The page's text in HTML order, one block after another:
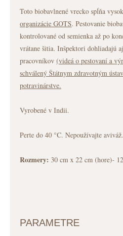
Toto biobavlnené vrecko spĺňa
organizácie GOTS. Pestovanie
kontrolované od semienka až po
vrátane šitia. Inšpektori dohliadajú
pracovníkov (videá o pestovaní a
schválený Štátnym zdravotným
potravinárstve.
Vyrobené v Indii.
Perte do 40 °C. Nepoužívajte aviváž.
Rozmery: 30 cm x 22 cm (hore)-
PARAMETRE